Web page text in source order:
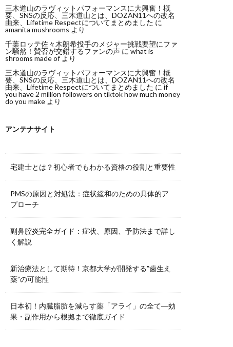
三木道山のラヴィットパフォーマンスに大興奮！概
要、SNSの反応、三木道山とは、DOZAN11への改名
由来、Lifetime Respectについてまとめました に
amanita mushrooms より
千葉ロッテ佐々木朗希投手のメジャー挑戦要望にファ
ン騒然！賛否が交錯するファンの声 に what is
shrooms made ofより
三木道山のラヴィットパフォーマンスに大興奮！概
要、SNSの反応、三木道山とは、DOZAN11への改名
由来、Lifetime Respectについてまとめました に if
you have 2 million followers on tiktok how much money
do you make より
アンテナサイト
宅建士とは？初心者でもわかる資格の役割と重要性
PMSの原因と対処法：症状緩和のための具体的ア
プローチ
副鼻腔炎完全ガイド：症状、原因、予防法まで詳し
く解説
新治療法として期待！京都大学が開発する”歯生え
薬”の可能性
日本初！内臓脂肪を減らす薬「アライ」の全て―効
果・副作用から根拠まで徹底ガイド